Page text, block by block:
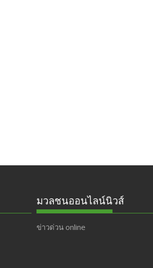
มวลชนออนไลน์นิวส์
ข่าวด่วน online